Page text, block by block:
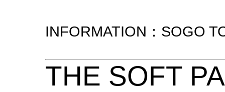
INFORMATION：SOGO
THE SOFT